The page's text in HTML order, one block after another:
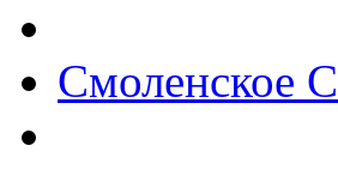
Смоленское